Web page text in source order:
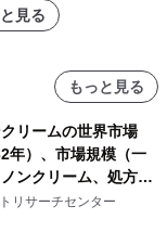
見る
もっと見る
リームの世界市場
年）、市場規模（一
ンクリーム、処方用
リーム）・分析レポ
リサーチセンター